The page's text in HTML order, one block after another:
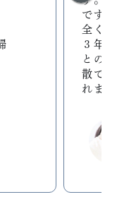
です
全く
３年
との
散で
れま